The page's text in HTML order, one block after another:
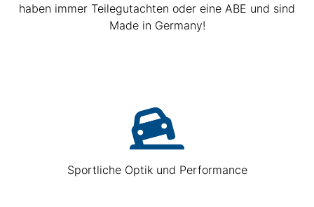
haben immer Teilegutachten oder eine ABE und sind
Made in Germany!
Sportliche Optik und Performance